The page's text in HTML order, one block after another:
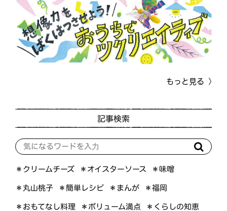
もっと見る
記事検索
＊クリームチーズ ＊オイスターソース ＊味噌
＊丸山桃子 ＊簡単レシピ ＊まんが ＊福岡
＊おもてなし料理 ＊ボリューム満点 ＊くらしの知恵